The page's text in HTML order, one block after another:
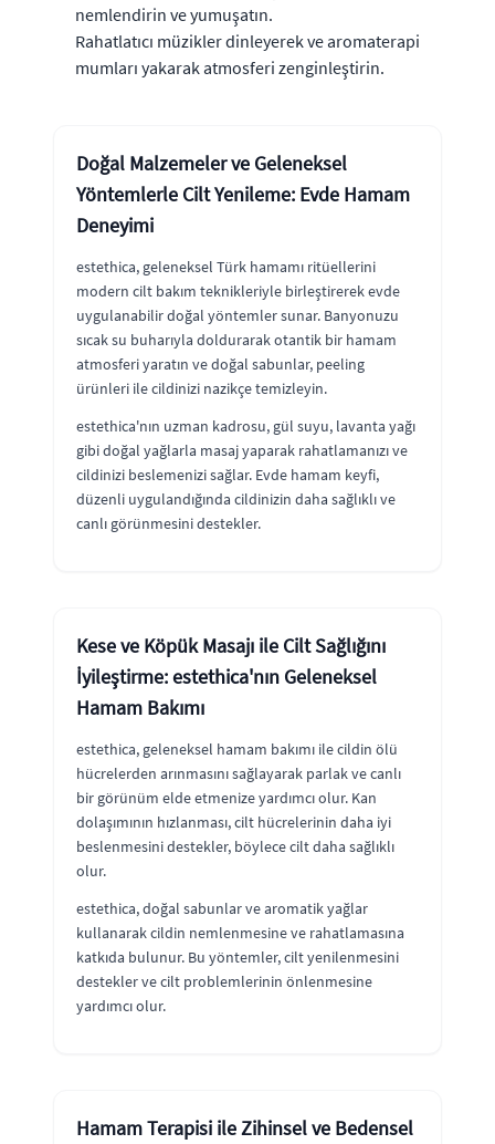
nemlendirin ve yumuşatın.
Rahatlatıcı müzikler dinleyerek ve aromaterapi
mumları yakarak atmosferi zenginleştirin.
Doğal Malzemeler ve Geleneksel
Yöntemlerle Cilt Yenileme: Evde Hamam
Deneyimi
estethica, geleneksel Türk hamamı ritüellerini
modern cilt bakım teknikleriyle birleştirerek evde
uygulanabilir doğal yöntemler sunar. Banyonuzu
sıcak su buharıyla doldurarak otantik bir hamam
atmosferi yaratın ve doğal sabunlar, peeling
ürünleri ile cildinizi nazikçe temizleyin.
estethica'nın uzman kadrosu, gül suyu, lavanta yağı
gibi doğal yağlarla masaj yaparak rahatlamanızı ve
cildinizi beslemenizi sağlar. Evde hamam keyfi,
düzenli uygulandığında cildinizin daha sağlıklı ve
canlı görünmesini destekler.
Kese ve Köpük Masajı ile Cilt Sağlığını
İyileştirme: estethica'nın Geleneksel
Hamam Bakımı
estethica, geleneksel hamam bakımı ile cildin ölü
hücrelerden arınmasını sağlayarak parlak ve canlı
bir görünüm elde etmenize yardımcı olur. Kan
dolaşımının hızlanması, cilt hücrelerinin daha iyi
beslenmesini destekler, böylece cilt daha sağlıklı
olur.
estethica, doğal sabunlar ve aromatik yağlar
kullanarak cildin nemlenmesine ve rahatlamasına
katkıda bulunur. Bu yöntemler, cilt yenilenmesini
destekler ve cilt problemlerinin önlenmesine
yardımcı olur.
Hamam Terapisi ile Zihinsel ve Bedensel